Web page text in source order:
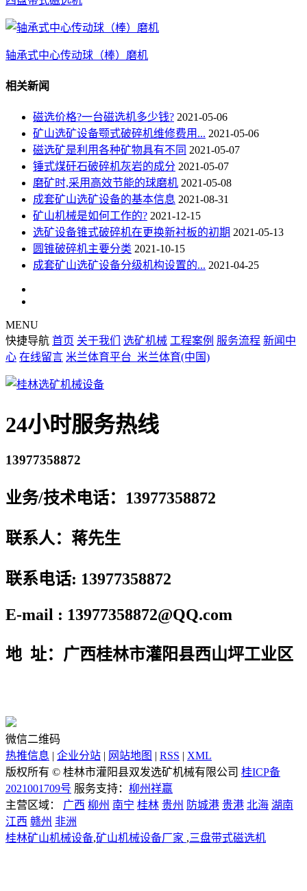
轴承式中心传动球（棒）磨机
相关新闻
磁选价格?一台磁选机多少钱? 2021-05-06
矿山选矿设备颚式破碎机维修费用... 2021-05-06
磁选矿是利用各种矿物具有不同 2021-05-07
锤式煤矸石破碎机灰岩的成分 2021-05-07
磨矿时,采用高效节能的球磨机 2021-05-08
成套矿山选矿设备的基本信息 2021-08-31
矿山机械是如何工作的? 2021-12-15
选矿设备锥式破碎机在更换新衬板的初期 2021-05-13
圆锥破碎机主要分类 2021-10-15
成套矿山选矿设备分级机构设置的... 2021-04-25
MENU
快捷导航 首页 关于我们 选矿机械 工程案例 服务流程 新闻中
心 在线留言 米兰体育平台_米兰体育(中国)
24小时服务热线
13977358872
业务/技术电话：13977358872
联系人：蒋先生
联系电话: 13977358872
E-mail : 13977358872@QQ.com
地 址：广西桂林市灌阳县西山坪工业区
微信二维码
热推信息 | 企业分站 | 网站地图 | RSS | XML
版权所有 © 桂林市灌阳县双发选矿机械有限公司 桂ICP备
2021001709号 服务支持： 柳州祥赢
主营区域： 广西 柳州 南宁 桂林 贵州 防城港 贵港 北海 湖南
江西 赣州 非洲
桂林矿山机械设备,矿山机械设备厂家 ,三盘带式磁选机